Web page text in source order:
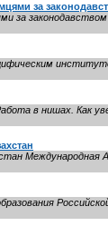
за
за
в нишах. Как